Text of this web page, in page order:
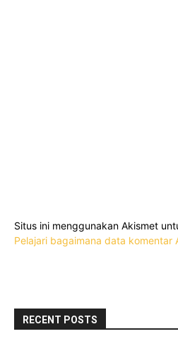
Situs ini menggunakan Akismet
Pelajari bagaimana data komentar
RECENT POSTS